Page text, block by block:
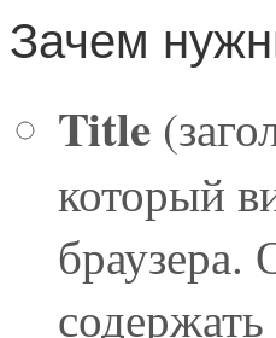
Зачем
Title
который